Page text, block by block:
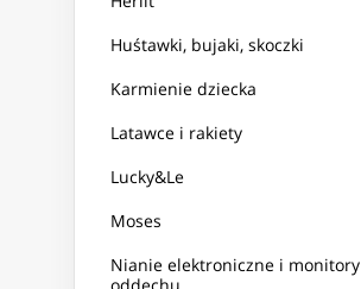
Huśtawki, bujaki, skoczki
Karmienie dziecka
Latawce i rakiety
Lucky&Le
Moses
Nianie elektroniczne i monitory
oddechu